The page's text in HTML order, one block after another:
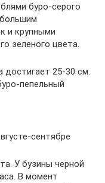
буро-серого
и крупными
зеленого цвета.
25-30 см.
пепельный
сентябре
У бузины черной
В момент